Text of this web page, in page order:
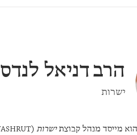
הרבדניאל לנדס
ישרות
הוא מייסד מנהל קבוצתישרות